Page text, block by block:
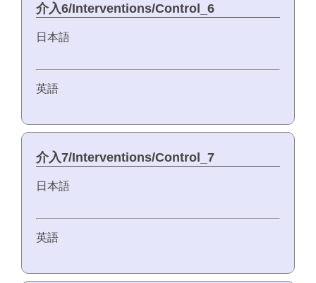
介入6/Interventions/Control_6
日本語
英語
介入7/Interventions/Control_7
日本語
英語